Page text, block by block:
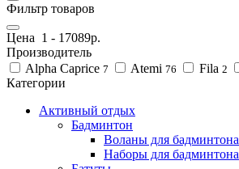
Фильтр товаров
Цена 1 - 17089р.
Производитель
Alpha Caprice 7 Atemi 76 Fila 2
Категории
Активный отдых
Бадминтон
Воланы для бадминтона
Наборы для бадминтона